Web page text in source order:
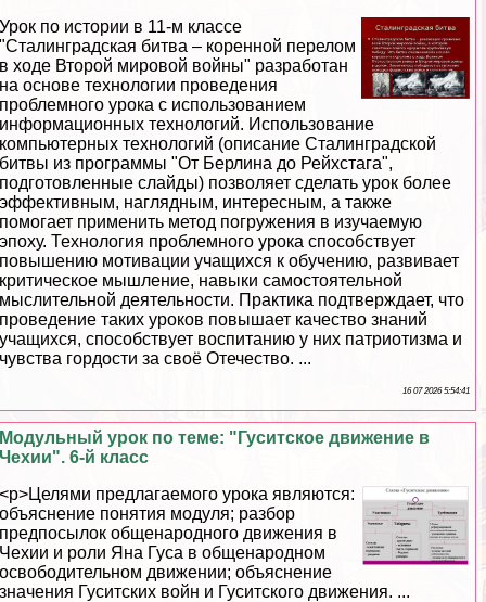
Урок по истории в 11-м классе
"Сталинградская битва – коренной перелом
в ходе Второй мировой войны" разработан
на основе технологии проведения
проблемного урока с использованием
информационных технологий. Использование
компьютерных технологий (описание Сталинградской
битвы из программы "От Берлина до Рейхстага",
подготовленные слайды) позволяет сделать урок более
эффективным, наглядным, интересным, а также
помогает применить метод погружения в изучаемую
эпоху. Технология проблемного урока способствует
повышению мотивации учащихся к обучению, развивает
критическое мышление, навыки самостоятельной
мыслительной деятельности. Пpaктика подтверждает, что
проведение таких уроков повышает качество знаний
учащихся, способствует воспитанию у них патриотизма и
чувства гордости за своё Отечество. ...
16 07 2026 5:54:41
Модульный урок по теме: "Гуситское движение в
Чехии". 6-й класс
<p>Целями предлагаемого урока являются:
объяснение понятия модуля; разбор
предпосылок общенародного движения в
Чехии и роли Яна Гуса в общенародном
освободительном движении; объяснение
значения Гуситских войн и Гуситского движения. ...